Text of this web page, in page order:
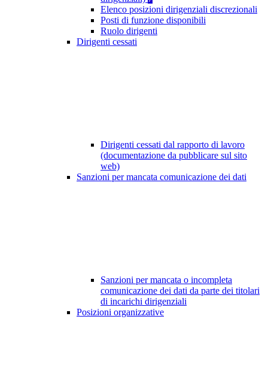
Elenco posizioni dirigenziali discrezionali
Posti di funzione disponibili
Ruolo dirigenti
Dirigenti cessati
Dirigenti cessati dal rapporto di lavoro
(documentazione da pubblicare sul sito
web)
Sanzioni per mancata comunicazione dei dati
Sanzioni per mancata o incompleta
comunicazione dei dati da parte dei titolari
di incarichi dirigenziali
Posizioni organizzative